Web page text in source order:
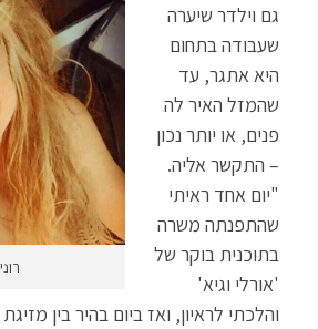
גם וילדר שיערה
שעבודה בתחום
היא אתגר, עד
שהמזל האיר לה
פנים, או יותר נכון
– התקשר אליה.
"יום אחד ראיתי
שהתפנתה משרה
בתוכנית בוקר של
'אורלי וגיא'
והלכתי לראיון, ואז ביום בהיר בין